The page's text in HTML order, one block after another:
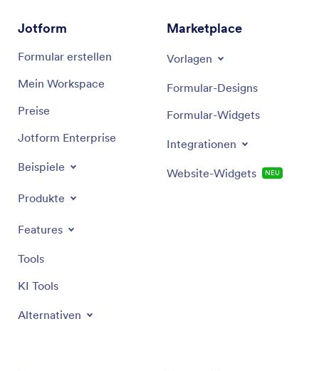
Jotform
Formular erstellen
Mein Workspace
Preise
Jotform Enterprise
Beispiele
Produkte
Features
Tools
KI Tools
Alternativen
Marketplace
Vorlagen
Formular-Designs
Formular-Widgets
Integrationen
Website-Widgets NEU